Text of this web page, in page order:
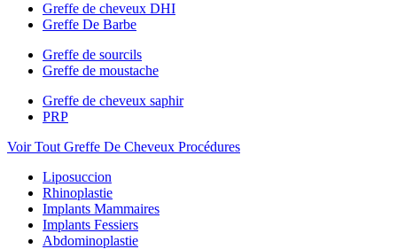
Greffe de cheveux DHI
Greffe De Barbe
Greffe de sourcils
Greffe de moustache
Greffe de cheveux saphir
PRP
Voir Tout Greffe De Cheveux Procédures
Liposuccion
Rhinoplastie
Implants Mammaires
Implants Fessiers
Abdominoplastie